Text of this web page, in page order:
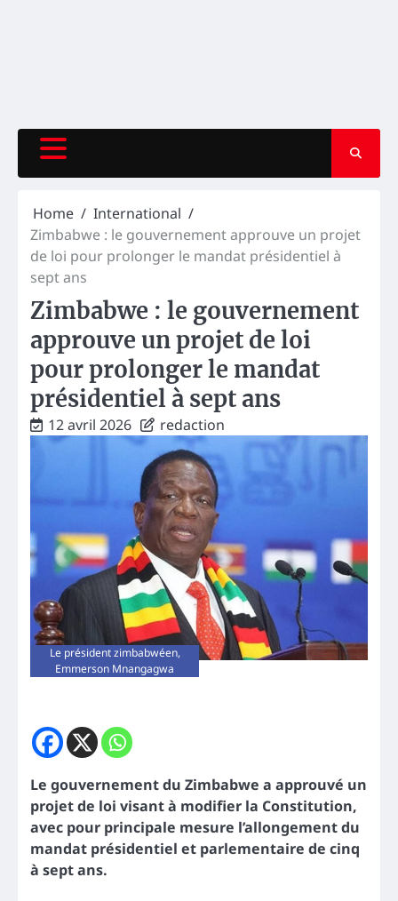
Home
International
Zimbabwe : le gouvernement approuve un projet
de loi pour prolonger le mandat présidentiel à
sept ans
Zimbabwe : le gouvernement
approuve un projet de loi
pour prolonger le mandat
présidentiel à sept ans
12 avril 2026 redaction
Le président zimbabwéen,
Emmerson Mnangagwa
Le gouvernement du Zimbabwe a approuvé un
projet de loi visant à modifier la Constitution,
avec pour principale mesure l’allongement du
mandat présidentiel et parlementaire de cinq
à sept ans.